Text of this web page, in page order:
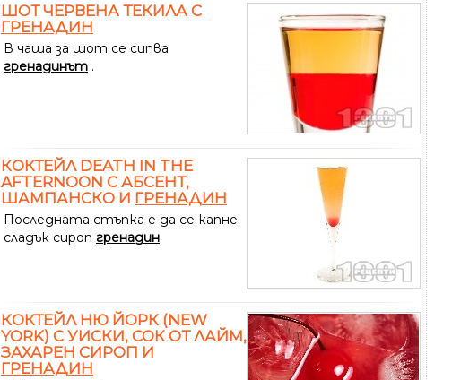
ШОТ ЧЕРВЕНА ТЕКИЛА С
ГРЕНАДИН
В чаша за шот се сипва
гренадинът .
КОКТЕЙЛ DEATH IN THE
AFTERNOON С АБСЕНТ,
ШАМПАНСКО И ГРЕНАДИН
Последната стъпка е да се капне
сладък сироп гренадин.
КОКТЕЙЛ НЮ ЙОРК (NEW
YORK) С УИСКИ, СОК ОТ ЛАЙМ,
ЗАХАРЕН СИРОП И
ГРЕНАДИН